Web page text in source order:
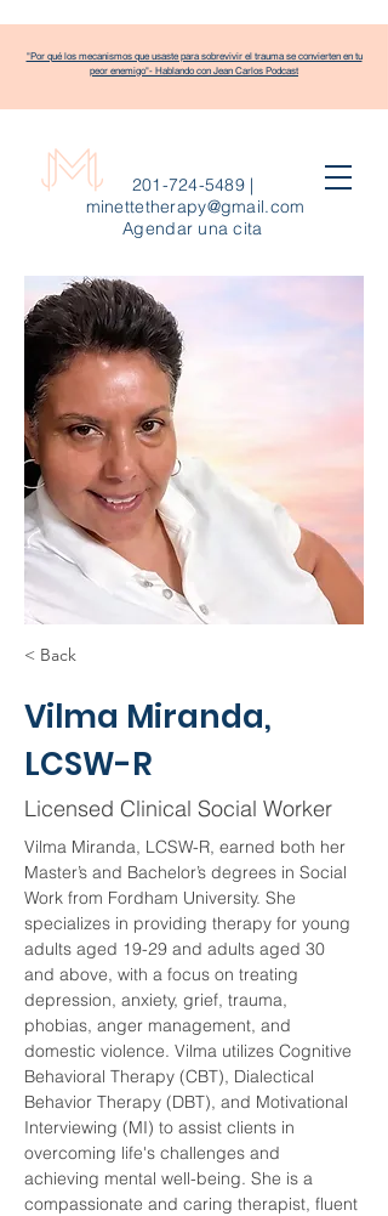
201-724-5489 |
minettetherapy@gmail.com
Agendar una cita
"Por qué los mecanismos que usaste para sobrevivir el trauma se convierten en tu
peor enemigo"- Hablando con Jean Carlos Podcast
< Back
Vilma Miranda,
LCSW-R
Licensed Clinical Social Worker
Vilma Miranda, LCSW-R, earned both her
Master’s and Bachelor’s degrees in Social
Work from Fordham University. She
specializes in providing therapy for young
adults aged 19-29 and adults aged 30
and above, with a focus on treating
depression, anxiety, grief, trauma,
phobias, anger management, and
domestic violence. Vilma utilizes Cognitive
Behavioral Therapy (CBT), Dialectical
Behavior Therapy (DBT), and Motivational
Interviewing (MI) to assist clients in
overcoming life's challenges and
achieving mental well-being. She is a
compassionate and caring therapist, fluent